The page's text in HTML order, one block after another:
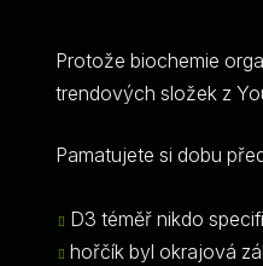
Protože biochemie
trendových složek z
Pamatujete si dobu
D3 téměř nikdo
hořčík byl okrajová